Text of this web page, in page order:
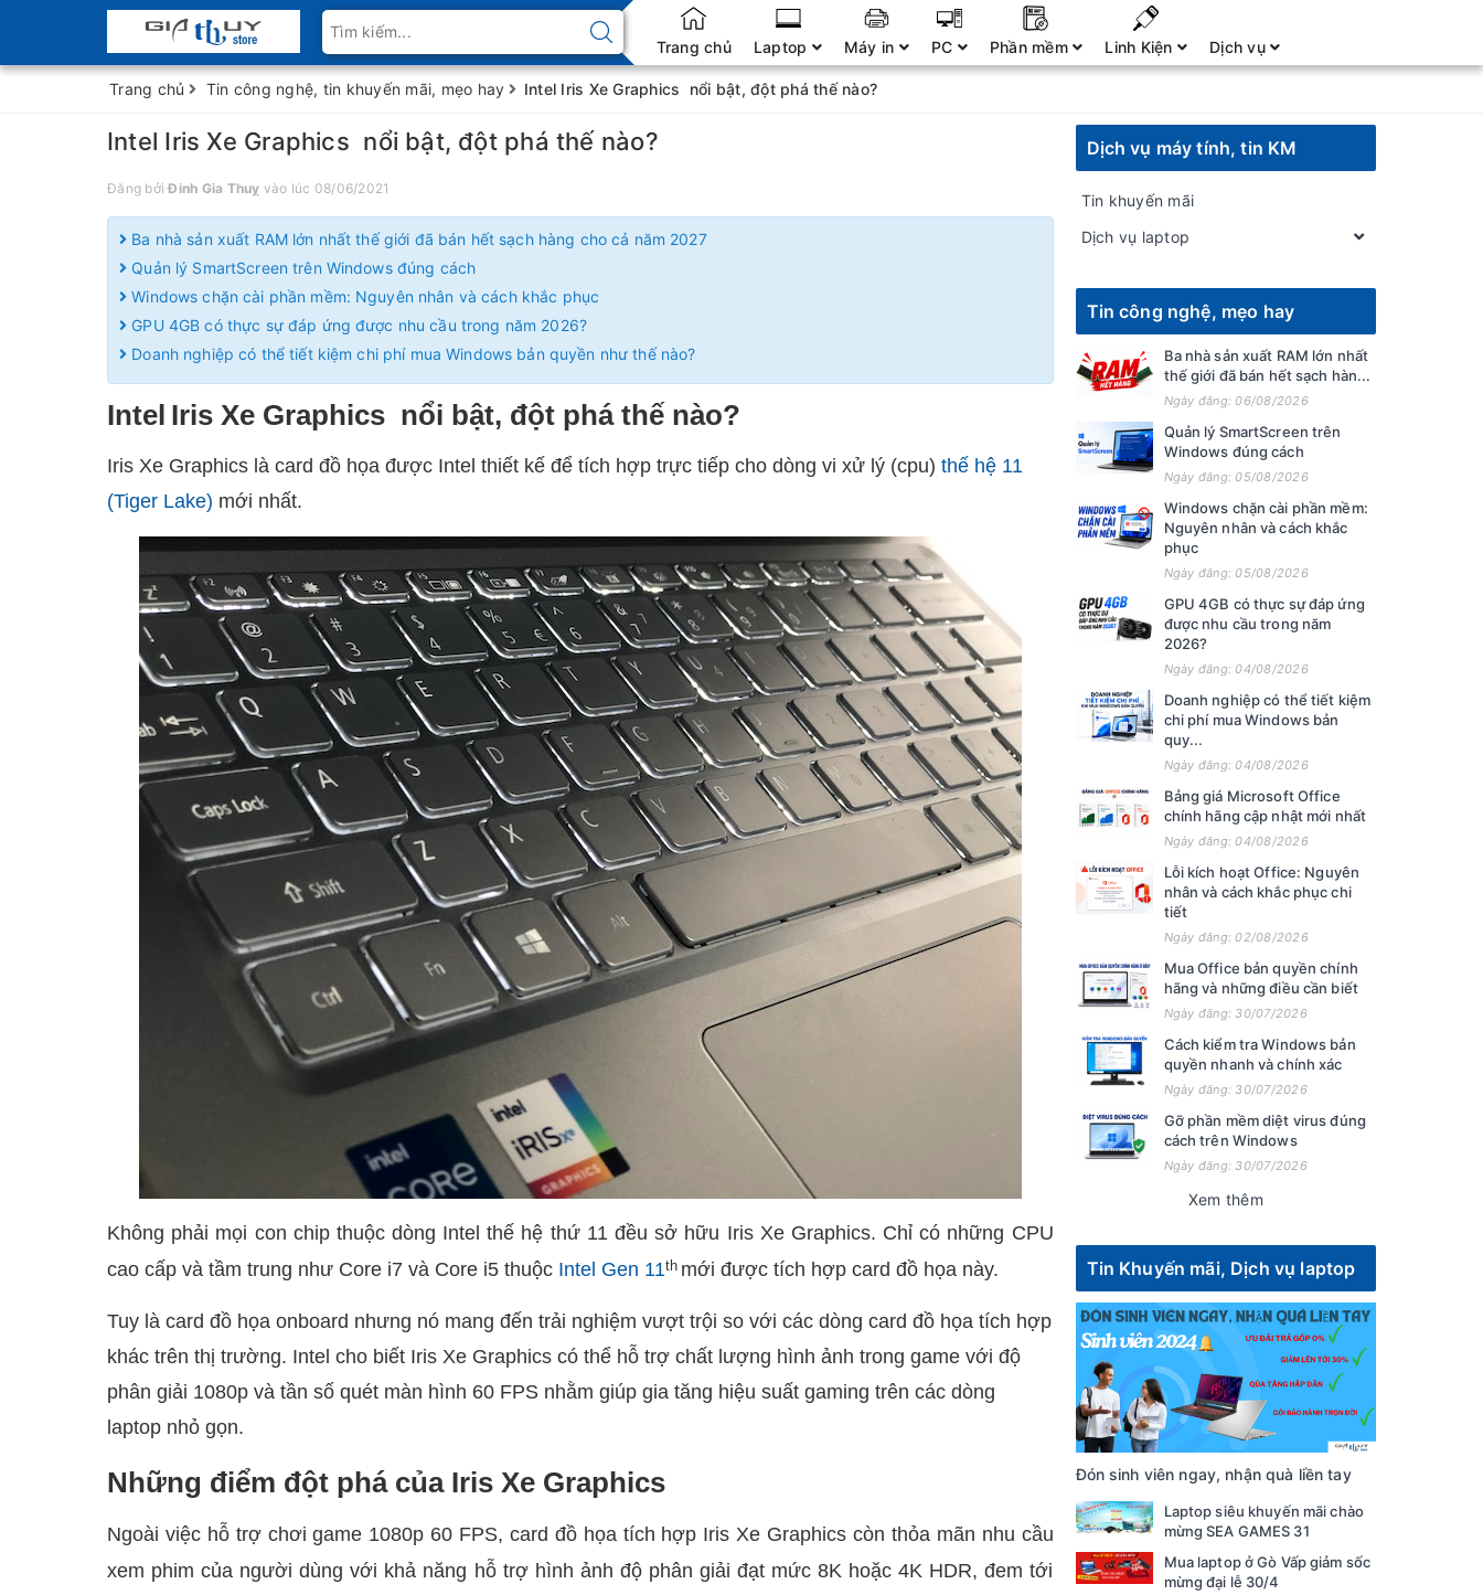
Trang chủ Laptop Máy in PC Phần mềm Linh Kiện Dịch vụ
Trang chủ Tin công nghệ, tin khuyến mãi, mẹo hay Intel Iris Xe Graphics nổi bật, đột phá thế nào?
Intel Iris Xe Graphics nổi bật, đột phá thế nào?
Đăng bởiĐinh Gia Thuỵ vào lúc 08/06/2021
Ba nhà sản xuất RAM lớn nhất thế giới đã bán hết sạch hàng cho cả năm 2027
Quản lý SmartScreen trên Windows đúng cách
Windows chặn cài phần mềm: Nguyên nhân và cách khắc phục
GPU 4GB có thực sự đáp ứng được nhu cầu trong năm 2026?
Doanh nghiệp có thể tiết kiệm chi phí mua Windows bản quyền như thế nào?
Intel Iris Xe Graphics nổi bật, đột phá thế nào?
Iris Xe Graphics là card đồ họa được Intel thiết kế để tích hợp trực tiếp cho dòng vi xử lý (cpu) thế hệ 11
(Tiger Lake) mới nhất.
Không phải mọi con chip thuộc dòng Intel thế hệ thứ 11 đều sở hữu Iris Xe Graphics. Chỉ có những CPU
cao cấp và tầm trung như Core i7 và Core i5 thuộc Intel Gen 11th mới được tích hợp card đồ họa này.
Tuy là card đồ họa onboard nhưng nó mang đến trải nghiệm vượt trội so với các dòng card đồ họa tích hợp
khác trên thị trường. Intel cho biết Iris Xe Graphics có thể hỗ trợ chất lượng hình ảnh trong game với độ
phân giải 1080p và tần số quét màn hình 60 FPS nhằm giúp gia tăng hiệu suất gaming trên các dòng
laptop nhỏ gọn.
Những điểm đột phácủa Iris Xe Graphics
Ngoài việc hỗ trợ chơi game 1080p 60 FPS, card đồ họa tích hợp Iris Xe Graphics còn thỏa mãn nhu cầu
xem phim của người dùng với khả năng hỗ trợ hình ảnh độ phân giải đạt mức 8K hoặc 4K HDR, đem tới
Dịch vụ máy tính, tin KM
Tin khuyến mãi
Dịch vụ laptop
Tin công nghệ, mẹo hay
Ba nhà sản xuất RAM lớn nhất
thế giới đã bán hết sạch hàn...
Ngày đăng: 06/08/2026
Quản lý SmartScreen trên
Windows đúng cách
Ngày đăng: 05/08/2026
Windows chặn cài phần mềm:
Nguyên nhân và cách khắc
phục
Ngày đăng: 05/08/2026
GPU 4GB có thực sự đáp ứng
được nhu cầu trong năm
2026?
Ngày đăng: 04/08/2026
Doanh nghiệp có thể tiết kiệm
chi phí mua Windows bản
quy...
Ngày đăng: 04/08/2026
Bảng giá Microsoft Office
chính hãng cập nhật mới nhất
Ngày đăng: 04/08/2026
Lỗi kích hoạt Office: Nguyên
nhân và cách khắc phục chi
tiết
Ngày đăng: 02/08/2026
Mua Office bản quyền chính
hãng và những điều cần biết
Ngày đăng: 30/07/2026
Cách kiểm tra Windows bản
quyền nhanh và chính xác
Ngày đăng: 30/07/2026
Gỡ phần mềm diệt virus đúng
cách trên Windows
Ngày đăng: 30/07/2026
Xem thêm
Tin Khuyến mãi, Dịch vụ laptop
Đón sinh viên ngay, nhận quà liền tay
Laptop siêu khuyến mãi chào
mừng SEA GAMES 31
Mua laptop ở Gò Vấp giảm sốc
mừng đại lễ 30/4